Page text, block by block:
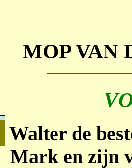
MOP VAN
Walter de
Mark en zijn